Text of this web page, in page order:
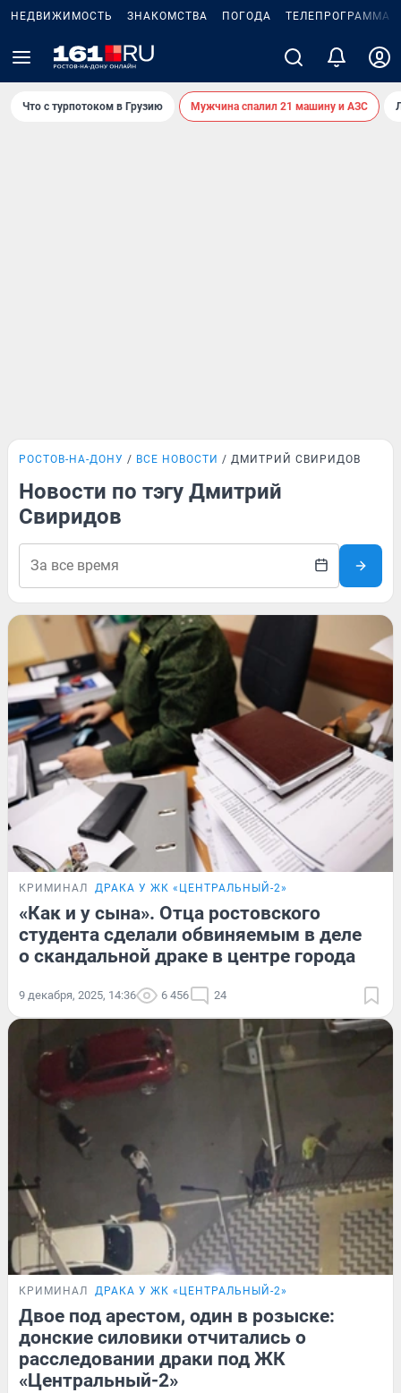
НЕДВИЖИМОСТЬ ЗНАКОМСТВА ПОГОДА ТЕЛЕПРОГРАММА
Что с турпотоком в Грузию Мужчина спалил 21 машину и АЗС
РОСТОВ-НА-ДОНУ ВСЕ НОВОСТИ ДМИТРИЙ СВИРИДОВ
Новости по тэгу Дмитрий
Свиридов
КРИМИНАЛ ДРАКА У ЖК «ЦЕНТРАЛЬНЫЙ-2»
«Как и у сына». Отца ростовского
студента сделали обвиняемым в деле
о скандальной драке в центре города
9 декабря, 2025, 14:36 6 456 24
КРИМИНАЛ ДРАКА У ЖК «ЦЕНТРАЛЬНЫЙ-2»
Двое под арестом, один в розыске:
донские силовики отчитались о
расследовании драки под ЖК
«Центральный-2»